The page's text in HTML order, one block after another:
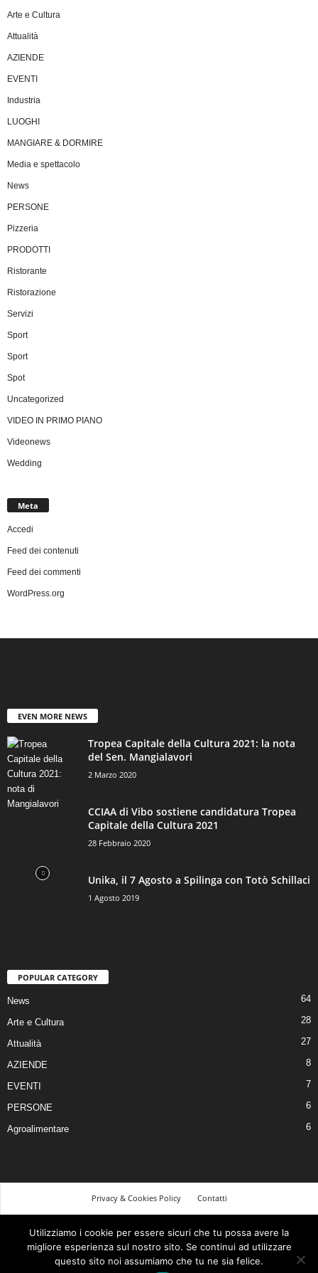
Arte e Cultura
Attualità
AZIENDE
EVENTI
Industria
LUOGHI
MANGIARE & DORMIRE
Media e spettacolo
News
PERSONE
Pizzeria
PRODOTTI
Ristorante
Ristorazione
Servizi
Sport
Sport
Spot
Uncategorized
VIDEO IN PRIMO PIANO
Videonews
Wedding
Meta
Accedi
Feed dei contenuti
Feed dei commenti
WordPress.org
EVEN MORE NEWS
Tropea Capitale della Cultura 2021: la nota
del Sen. Mangialavori
2 Marzo 2020
CCIAA di Vibo sostiene candidatura Tropea
Capitale della Cultura 2021
28 Febbraio 2020
Unika, il 7 Agosto a Spilinga con Totò Schillaci
1 Agosto 2019
POPULAR CATEGORY
News 64
Arte e Cultura 28
Attualità 27
AZIENDE 8
EVENTI 7
PERSONE 6
Agroalimentare 6
Privacy & Cookies Policy
Contatti
© 2026 Tutti i diritti riservati | Realizzato da Piero Muscari Storytailor - La tua
comunicazione sarà tutta un’altra storia! Per contattarmi, visita il mio sito web
Utilizziamo i cookie per essere sicuri che tu possa avere la
migliore esperienza sul nostro sito. Se continui ad utilizzare
questo sito noi assumiamo che tu ne sia felice.